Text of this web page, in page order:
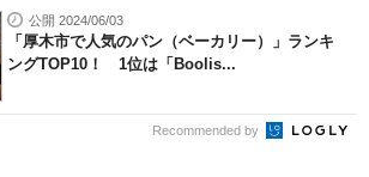
公開 2024/06/03
「厚木市で人気のパン（ベーカリー）」ランキ
ングTOP10！ 1位は「Boolis...
Recommended by